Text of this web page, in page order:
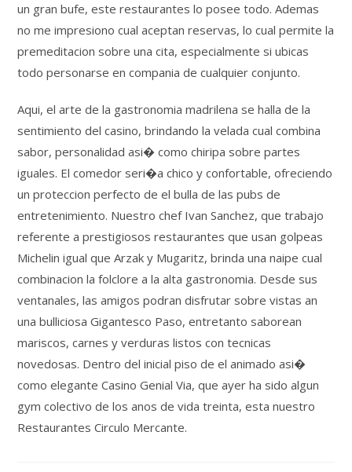
un gran bufe, este restaurantes lo posee todo. Ademas
no me impresiono cual aceptan reservas, lo cual permite la
premeditacion sobre una cita, especialmente si ubicas
todo personarse en compania de cualquier conjunto.
Aqui, el arte de la gastronomia madrilena se halla de la
sentimiento del casino, brindando la velada cual combina
sabor, personalidad asi� como chiripa sobre partes
iguales. El comedor seri�a chico y confortable, ofreciendo
un proteccion perfecto de el bulla de las pubs de
entretenimiento. Nuestro chef Ivan Sanchez, que trabajo
referente a prestigiosos restaurantes que usan golpeas
Michelin igual que Arzak y Mugaritz, brinda una naipe cual
combinacion la folclore a la alta gastronomia. Desde sus
ventanales, las amigos podran disfrutar sobre vistas an
una bulliciosa Gigantesco Paso, entretanto saborean
mariscos, carnes y verduras listos con tecnicas
novedosas. Dentro del inicial piso de el animado asi�
como elegante Casino Genial Via, que ayer ha sido algun
gym colectivo de los anos de vida treinta, esta nuestro
Restaurantes Circulo Mercante.